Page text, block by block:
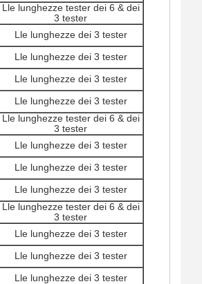
Lle lunghezze tester dei 6 & dei
3 tester
Lle lunghezze dei 3 tester
Lle lunghezze dei 3 tester
Lle lunghezze dei 3 tester
Lle lunghezze dei 3 tester
Lle lunghezze tester dei 6 & dei
3 tester
Lle lunghezze dei 3 tester
Lle lunghezze dei 3 tester
Lle lunghezze dei 3 tester
Lle lunghezze tester dei 6 & dei
3 tester
Lle lunghezze dei 3 tester
Lle lunghezze dei 3 tester
Lle lunghezze dei 3 tester